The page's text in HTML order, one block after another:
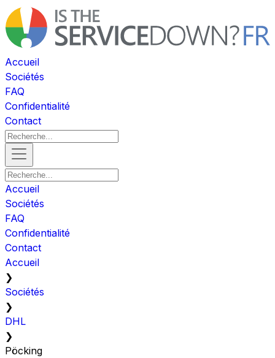
Accueil
Sociétés
FAQ
Confidentialité
Contact
Accueil
Sociétés
FAQ
Confidentialité
Contact
Accueil
❯
Sociétés
❯
DHL
❯
Pöcking